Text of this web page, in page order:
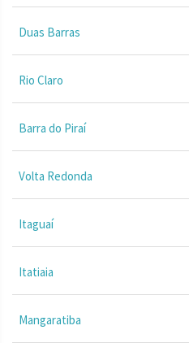
Duas Barras
Rio Claro
Barra do Piraí
Volta Redonda
Itaguaí
Itatiaia
Mangaratiba